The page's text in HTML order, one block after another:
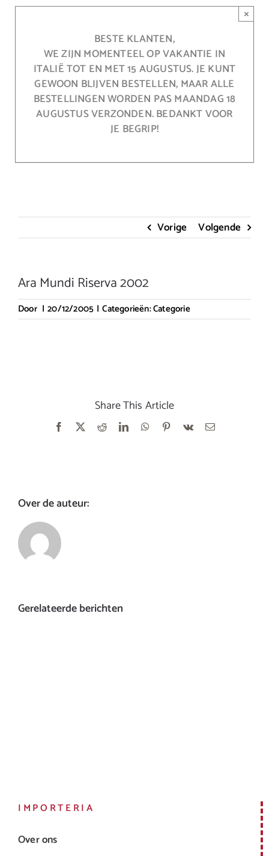
BESTE KLANTEN,
WE ZIJN MOMENTEEL OP VAKANTIE IN
ITALIË TOT EN MET 15 AUGUSTUS. JE KUNT
GEWOON BLIJVEN BESTELLEN, MAAR ALLE
BESTELLINGEN WORDEN PAS MAANDAG 18
AUGUSTUS VERZONDEN. BEDANKT VOOR
JE BEGRIP!
×
Vorige Volgende
Ara Mundi Riserva 2002
Door | 20/12/2005 | Categorieën:Categorie
Share This Article
Facebook RedditLinkedInWhatsApp
Pinterest
Vk
E-
Over de auteur:
Gerelateerde berichten
IMPORTERIA
Over ons